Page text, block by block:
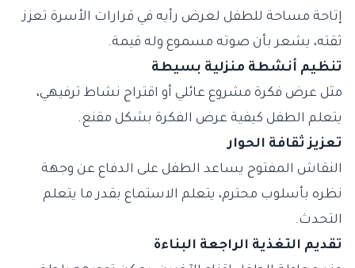
إتاحة مساحة للطفل لعرض رأيه في قرارات الأسرة تعزز
ثقته، يشعر بأن صوته مسموع وله قيمة.
تنظيم أنشطة منزلية بسيطة
مثل عرض فكرة مشروع عائلي أو اقتراح نشاط ترفيهي،
يتعلم الطفل كيفية عرض الفكرة بشكل مقنع.
تعزيز ثقافة الحوار
النقاش المفتوح يساعد الطفل على الدفاع عن وجهة
نظره بأسلوب محترم، يتعلم الاستماع بقدر ما يتعلم
التحدث.
تقديم التغذية الراجعة البناءة